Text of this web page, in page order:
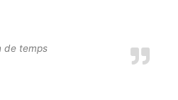
de temps